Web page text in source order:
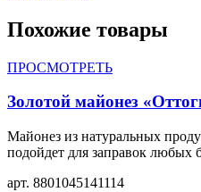
Похожие товары
ПРОСМОТРЕТЬ
Золотой майонез
Майонез из натуральных
подойдет для заправок любых
арт. 8801045141114